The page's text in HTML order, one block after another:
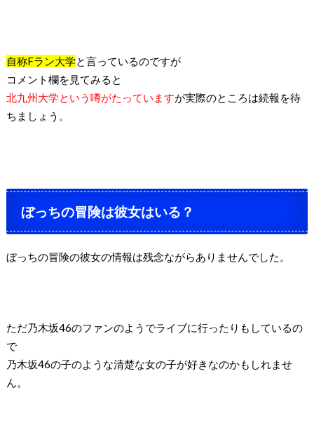
自称Fラン大学と言っているのですが
コメント欄を見てみると
北九州大学という噂がたっていますが実際のところは続報を待
ちましょう。
ぼっちの冒険は彼女はいる？
ぼっちの冒険の彼女の情報は残念ながらありませんでした。
ただ乃木坂46のファンのようでライブに行ったりもしているの
で
乃木坂46の子のような清楚な女の子が好きなのかもしれませ
ん。